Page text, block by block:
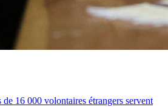
16 000 volontaires étrangers servent